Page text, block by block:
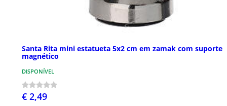
Santa Rita mini estatueta 5x2 cm em zamak com suporte
magnético
DISPONÍVEL
€ 2,49